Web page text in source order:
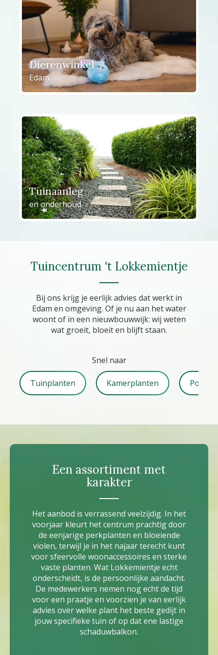
Dierenwinkel
Edam
Tuinaanleg
en onderhoud
Tuincentrum 't Lokkemientje
Bij ons krijg je eerlijk advies dat werkt in
Edam en omgeving. Of je nu aan het water
woont of in een nieuwbouwwijk: wij weten
wat groeit, bloeit en blijft staan.
Snel naar
Tuinplanten Kamerplanten
Een assortiment met
karakter
Het aanbod is verrassend veelzijdig. In het
voorjaar kleurt het centrum prachtig door
de eenjarige perkplanten en bloeiende
violen, terwijl je in het najaar terecht kunt
voor sfeervolle woonaccessoires en sterke
vaste planten. Wat Lokkemientje echt
onderscheidt, is de persoonlijke aandacht.
De medewerkers nemen nog echt de tijd
voor een praatje en voorzien je van eerlijk
advies over welke plant het beste gedijt in
jouw specifieke tuin of op dat ene lastige
schaduwbalkon.